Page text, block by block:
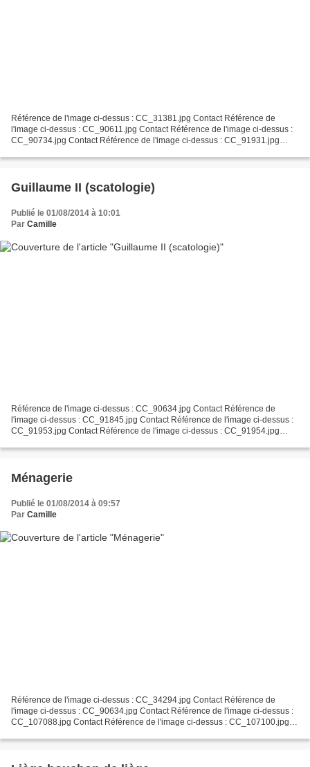
Référence de l'image ci-dessus : CC_31381.jpg Contact Référence de
l'image ci-dessus : CC_90611.jpg Contact Référence de l'image ci-dessus :
CC_90734.jpg Contact Référence de l'image ci-dessus : CC_91931.jpg
Guillaume II (scatologie)
Publié le 01/08/2014 à 10:01
Par Camille
Référence de l'image ci-dessus : CC_90634.jpg Contact Référence de
l'image ci-dessus : CC_91845.jpg Contact Référence de l'image ci-dessus :
CC_91953.jpg Contact Référence de l'image ci-dessus : CC_91954.jpg
Ménagerie
Publié le 01/08/2014 à 09:57
Par Camille
Référence de l'image ci-dessus : CC_34294.jpg Contact Référence de
l'image ci-dessus : CC_90634.jpg Contact Référence de l'image ci-dessus :
CC_107088.jpg Contact Référence de l'image ci-dessus : CC_107100.jpg